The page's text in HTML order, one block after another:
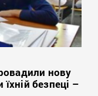
нову
безпеці –